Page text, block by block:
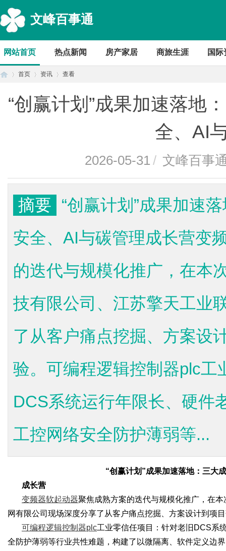
文峰百事通
网站首页 热点新闻 房产家居 商旅生涯 国际
首页 资讯 查看
“创赢计划”成果加速落地
全、AI
2026-05-31 / 文峰百事
摘要
“创赢计划”成果加速
安全、AI与碳管理成长营变
的迭代与规模化推广，在本
技有限公司、江苏擎天工业
了从客户痛点挖掘、方案设
验。可编程逻辑控制器plc工
DCS系统运行年限长、硬件
工控网络安全防护薄弱等...
“创赢计划”成果加速落地：三大
成长营
变频器软起动器聚焦成熟方案的迭代与规模化推广，在
网有限公司现场深度分享了从客户痛点挖掘、方案设计到项
可编程逻辑控制器plc工业零信任项目：针对老旧 DCS系
全防护薄弱等行业共性难题，构建了以微隔离、软件定义边